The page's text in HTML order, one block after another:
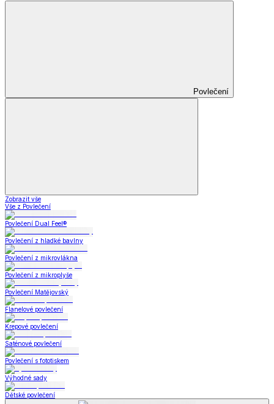
Povlečení
Zobrazit vše
Vše z Povlečení
Povlečení Dual Feel®
Povlečení z hladké bavlny
Povlečení z mikrovlákna
Povlečení z mikroplyše
Povlečení Matějovský
Flanelové povlečení
Krepové povlečení
Saténové povlečení
Povlečení s fototiskem
Výhodné sady
Dětské povlečení